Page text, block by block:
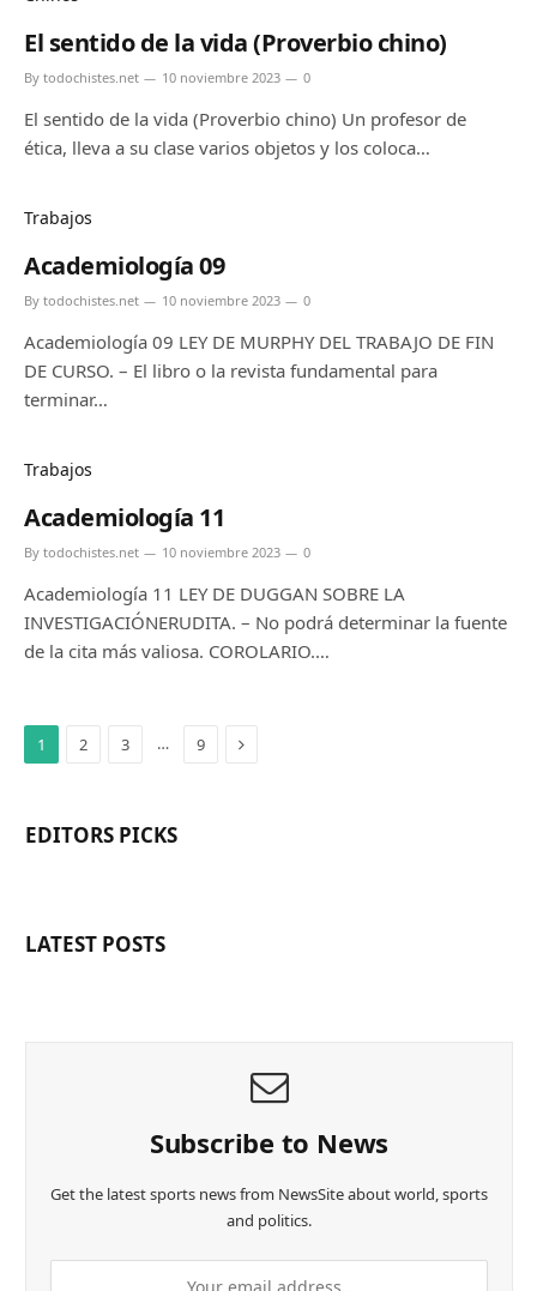
El sentido de la vida (Proverbio chino)
By todochistes.net 10 noviembre 2023 0
El sentido de la vida (Proverbio chino) Un profesor de
ética, lleva a su clase varios objetos y los coloca…
Trabajos
Academiología 09
By todochistes.net 10 noviembre 2023 0
Academiología 09 LEY DE MURPHY DEL TRABAJO DE FIN
DE CURSO. – El libro o la revista fundamental para
terminar…
Trabajos
Academiología 11
By todochistes.net 10 noviembre 2023 0
Academiología 11 LEY DE DUGGAN SOBRE LA
INVESTIGACIÓNERUDITA. – No podrá determinar la fuente
de la cita más valiosa. COROLARIO.…
1 2 3 … 9 Next
EDITORS PICKS
LATEST POSTS
Subscribe to News
Get the latest sports news from NewsSite about world, sports
and politics.